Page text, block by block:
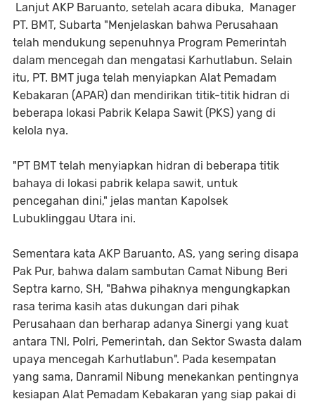
Lanjut AKP Baruanto, setelah acara dibuka, Manager
PT. BMT, Subarta "Menjelaskan bahwa Perusahaan
telah mendukung sepenuhnya Program Pemerintah
dalam mencegah dan mengatasi Karhutlabun. Selain
itu, PT. BMT juga telah menyiapkan Alat Pemadam
Kebakaran (APAR) dan mendirikan titik-titik hidran di
beberapa lokasi Pabrik Kelapa Sawit (PKS) yang di
kelola nya.
"PT BMT telah menyiapkan hidran di beberapa titik
bahaya di lokasi pabrik kelapa sawit, untuk
pencegahan dini," jelas mantan Kapolsek
Lubuklinggau Utara ini.
Sementara kata AKP Baruanto, AS, yang sering disapa
Pak Pur, bahwa dalam sambutan Camat Nibung Beri
Septra karno, SH, "Bahwa pihaknya mengungkapkan
rasa terima kasih atas dukungan dari pihak
Perusahaan dan berharap adanya Sinergi yang kuat
antara TNI, Polri, Pemerintah, dan Sektor Swasta dalam
upaya mencegah Karhutlabun". Pada kesempatan
yang sama, Danramil Nibung menekankan pentingnya
kesiapan Alat Pemadam Kebakaran yang siap pakai di